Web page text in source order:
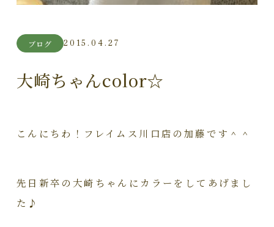
ブログ 2015.04.27
大崎ちゃんcolor☆
こんにちわ！フレイムス川口店の加藤です＾＾
先日新卒の大崎ちゃんにカラーをしてあげまし
た♪